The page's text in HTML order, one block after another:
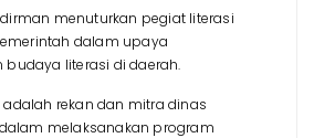
menuturkan pegiat literasi
dalam upaya
literasi di daerah.
adalah rekan dan mitra dinas
melaksanakan program